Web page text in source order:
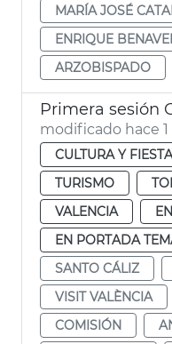
MARÍA JOSÉ
ENRIQUE
ARZOBISPADO
modificado hace 1
CULTURA Y
TURISMO
VALENCIA
EN PORTADA
SANTO CÁLIZ
VISIT VALÈNCIA
COMISIÓN